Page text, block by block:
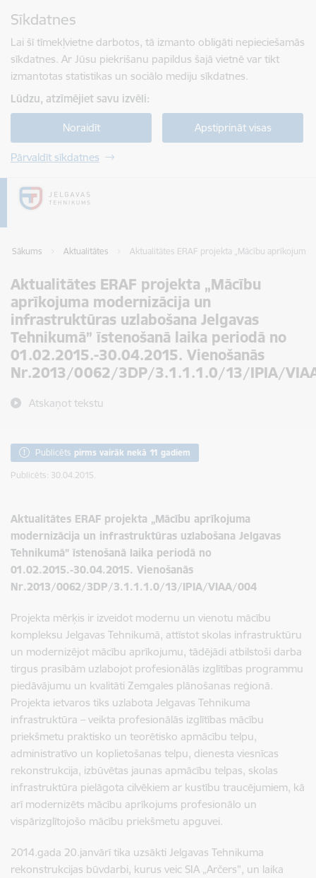
Sīkdatnes
Lai šī tīmekļvietne darbotos, tā izmanto obligāti nepieciešamās
sīkdatnes. Ar Jūsu piekrišanu papildus šajā vietnē var tikt
izmantotas statistikas un sociālo mediju sīkdatnes.
Lūdzu, atzīmējiet savu izvēli:
Noraidīt Apstiprināt visas
Pārvaldīt sīkdatnes
Sākums Aktualitātes Aktualitātes ERAF projekta „Mācību
Aktualitātes ERAF projekta „Mācību
aprīkojuma modernizācija un
infrastruktūras uzlabošana Jelgavas
Tehnikumā” īstenošanā laika periodā no
01.02.2015.-30.04.2015. Vienošanās
Nr.2013/0062/3DP/3.1.1.1.0/13/IPIA/
Atskaņot tekstu
Publicēts pirms vairāk nekā 11 gadiem
Publicēts: 30.04.2015.
Aktualitātes ERAF projekta „Mācību aprīkojuma
modernizācija un infrastruktūras uzlabošana Jelgavas
Tehnikumā” īstenošanā laika periodā no
01.02.2015.-30.04.2015. Vienošanās
Nr.2013/0062/3DP/3.1.1.1.0/13/IPIA/VIAA/004
Projekta mērķis ir izveidot modernu un vienotu mācību
kompleksu Jelgavas Tehnikumā, attīstot skolas infrastruktūru
un modernizējot mācību aprīkojumu, tādējādi atbilstoši darba
tirgus prasībām uzlabojot profesionālās izglītības programmu
piedāvājumu un kvalitāti Zemgales plānošanas reģionā.
Projekta ietvaros tiks uzlabota Jelgavas Tehnikuma
infrastruktūra – veikta profesionālās izglītības mācību
priekšmetu praktisko un teorētisko apmācību telpu,
administratīvo un koplietošanas telpu, dienesta viesnīcas
rekonstrukcija, izbūvētas jaunas apmācību telpas, skolas
infrastruktūra pielāgota cilvēkiem ar kustību traucējumiem, kā
arī modernizēts mācību aprīkojums profesionālo un
vispārizglītojošo mācību priekšmetu apguvei.
2014.gada 20.janvārī tika uzsākti Jelgavas Tehnikuma
rekonstrukcijas būvdarbi, kurus veic SIA „Arčers”, un laika